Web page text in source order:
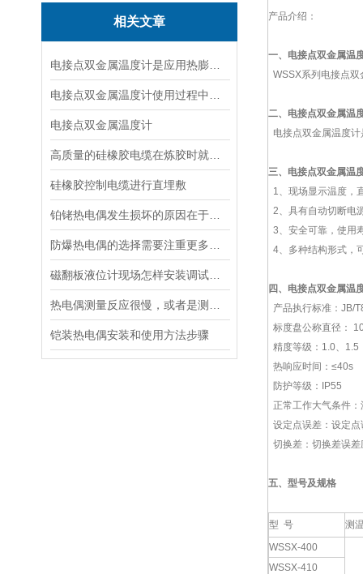
相关文章
电接点双金属温度计
硅橡胶控制电缆进行直埋敷
铠装热电偶安装和使用方法步骤
产品介绍：
一、 电接点双金属温
WSSX系列电接点
二、 电接点双金属温
电接点双金属温度
三、 电接点双金属温
1、现场显示温度，
2、具有自动切断电
3、安全可靠，使用
4、多种结构形式，
四、 电接点双金属温
产品执行标准：JB/
标度盘公称直径：
精度等级：1.0、1.5
热响应时间：≤40s
防护等级：IP55
正常工作大气条件
设定点误差：设定
切换差：切换差误
五、型号及规格
型 号
测
WSSX-400
WSSX-410